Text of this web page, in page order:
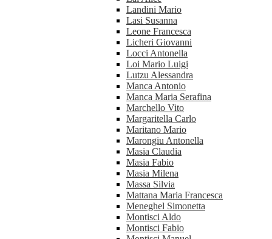
Landini Mario
Lasi Susanna
Leone Francesca
Licheri Giovanni
Locci Antonella
Loi Mario Luigi
Lutzu Alessandra
Manca Antonio
Manca Maria Serafina
Marchello Vito
Margaritella Carlo
Maritano Mario
Marongiu Antonella
Masia Claudia
Masia Fabio
Masia Milena
Massa Silvia
Mattana Maria Francesca
Meneghel Simonetta
Montisci Aldo
Montisci Fabio